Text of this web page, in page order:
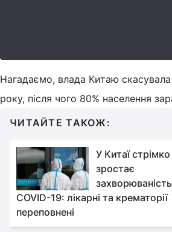
Нагадаємо, влада Китаю
року, після чого 80% населення
ЧИТАЙТЕ ТАКОЖ:
У Китаї стрімко
зростає
COVID-19: лікарні та крематорії
переповнені